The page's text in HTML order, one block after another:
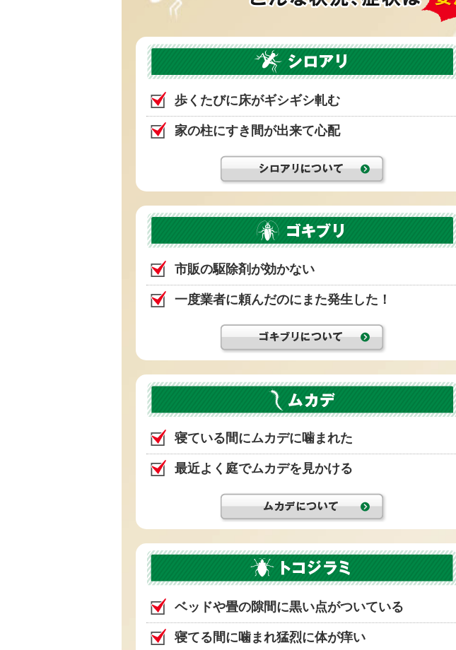
歩くたびに床がギシギシ軋む
家の柱にすき間が出来て心配
市販の駆除剤が効かない
一度業者に頼んだのにまた発生した！
寝ている間にムカデに噛まれた
最近よく庭でムカデを見かける
ベッドや畳の隙間に黒い点がついている
寝てる間に噛まれ猛烈に体が痒い